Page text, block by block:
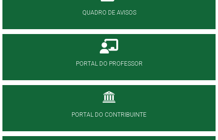
QUADRO DE AVISOS
PORTAL DO PROFESSOR
PORTAL DO CONTRIBUINTE